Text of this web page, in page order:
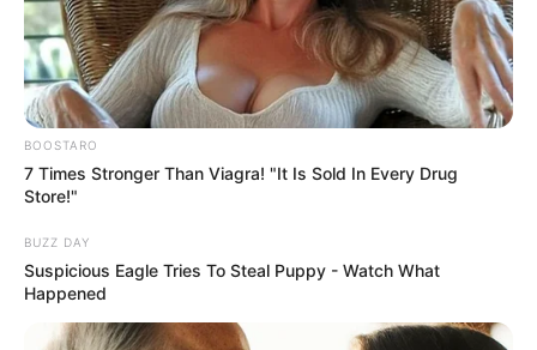
21:43 / 06 Avqust 2026 CƏMİYYƏT
Əhalinin diqqətinə! Bu tarixdən havalar
BOOSTARO
7 Times Stronger Than Viagra! "It Is Sold In Every Drug
Store!"
BUZZ DAY
Suspicious Eagle Tries To Steal Puppy - Watch What
Happened